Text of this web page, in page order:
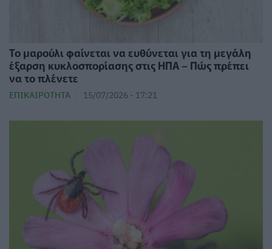
Το μαρούλι φαίνεται να ευθύνεται για τη μεγάλη
έξαρση κυκλοσπορίασης στις ΗΠΑ – Πώς πρέπει
να το πλένετε
ΕΠΙΚΑΙΡΌΤΗΤΑ 15/07/2026 - 17:21